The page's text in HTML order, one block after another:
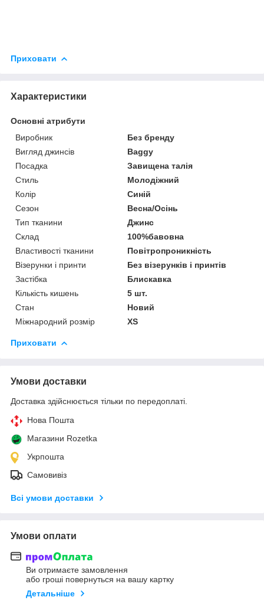
Приховати
Характеристики
Основні атрибути
Виробник
Без бренду
Вигляд джинсів
Baggy
Посадка
Завищена талія
Стиль
Молодіжний
Колір
Синій
Сезон
Весна/Осінь
Тип тканини
Джинс
Склад
100%бавовна
Властивості тканини
Повітропроникність
Візерунки і принти
Без візерунків і принтів
Застібка
Блискавка
Кількість кишень
5 шт.
Стан
Новий
Міжнародний розмір
XS
Приховати
Умови доставки
Доставка здійснюється тільки по передоплаті.
Нова Пошта
Магазини Rozetka
Укрпошта
Самовивіз
Всі умови доставки
Умови оплати
Ви отримаєте замовлення
або гроші повернуться на вашу картку
Детальніше